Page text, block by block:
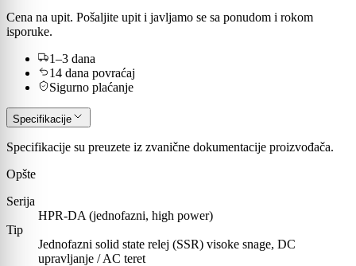
Cena na upit. Pošaljite upit i javljamo se sa ponudom i rokom
isporuke.
1–3 dana
14 dana povraćaj
Sigurno plaćanje
Specifikacije
Specifikacije su preuzete iz zvanične dokumentacije proizvođača.
Opšte
Serija
HPR-DA (jednofazni, high power)
Tip
Jednofazni solid state relej (SSR) visoke snage, DC
upravljanje / AC teret